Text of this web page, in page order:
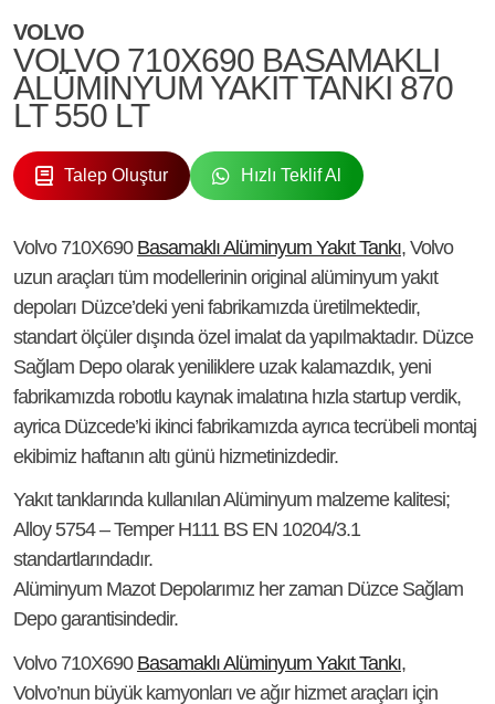
VOLVO
VOLVO 710X690 BASAMAKLI
ALÜMINYUM YAKIT TANKI 870
LT 550 LT
Talep Oluştur Hızlı Teklif Al
Volvo 710X690 Basamaklı Alüminyum Yakıt Tankı, Volvo
uzun araçları tüm modellerinin original alüminyum yakıt
depoları Düzce’deki yeni fabrikamızda üretilmektedir,
standart ölçüler dışında özel imalat da yapılmaktadır. Düzce
Sağlam Depo olarak yeniliklere uzak kalamazdık, yeni
fabrikamızda robotlu kaynak imalatına hızla startup verdik,
ayrica Düzcede’ki ikinci fabrikamızda ayrıca tecrübeli montaj
ekibimiz haftanın altı günü hizmetinizdedir.
Yakıt tanklarında kullanılan Alüminyum malzeme kalitesi;
Alloy 5754 – Temper H111 BS EN 10204/3.1
standartlarındadır.
Alüminyum Mazot Depolarımız her zaman Düzce Sağlam
Depo garantisindedir.
Volvo 710X690 Basamaklı Alüminyum Yakıt Tankı,
Volvo’nun büyük kamyonları ve ağır hizmet araçları için